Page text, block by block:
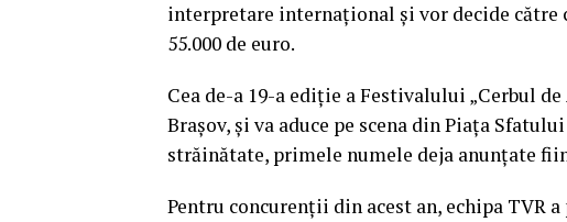
interpretare internaţional şi vor decide către
55.000 de euro.
Cea de-a 19-a ediţie a Festivalului „Cerbul
Braşov, şi va aduce pe scena din Piaţa
străinătate, primele numele deja anunţate
Pentru concurenţii din acest an, echipa TVR